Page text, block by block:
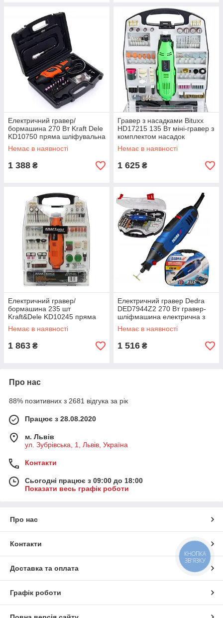
Електричний гравер/
бормашина 270 Вт Kraft Dele
KD10750 пряма шліфувальна
машина
Немає в наявності
1 388 ₴
Гравер з насадками Bituxx
HD17215 135 Вт міні-гравер з
комплектом насадок
багатофункціональний
гравер
Немає в наявності
1 625 ₴
Електричний гравер/
бормашина 235 шт
Kraft&Dele KD10245 пряма
шліфувальна машина
Немає в наявності
1 863 ₴
Електричний гравер Dedra
DED7944Z2 270 Вт гравер-
шліфмашина електрична з
набором насадок гравер з
насадками
Немає в наявності
1 516 ₴
Про нас
88% позитивних з 2681 відгука за рік
Працює з 28.08.2020
м. Львів
ул. Зубрівська, 1, Львів, Україна
Контакти
Сьогодні працює з 09:00 до 18:00
Показати весь графік роботи
Про нас
Контакти
Доставка та оплата
Графік роботи
КНОПКА
ЗВ'ЯЗКУ